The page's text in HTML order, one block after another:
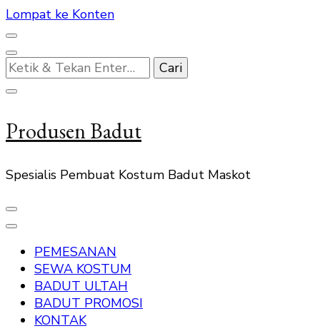
Lompat ke Konten
Mencari
Sesuatu?
Produsen Badut
Spesialis Pembuat Kostum Badut Maskot
PEMESANAN
SEWA KOSTUM
BADUT ULTAH
BADUT PROMOSI
KONTAK